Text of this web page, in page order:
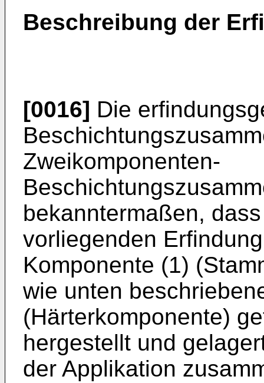
Beschreibung der
[0016] Die
Zweikomponenten-
bekanntermaßen,
vorliegenden
Komponente (1)
wie unten
(Härterkomponente)
hergestellt und
der Applikation